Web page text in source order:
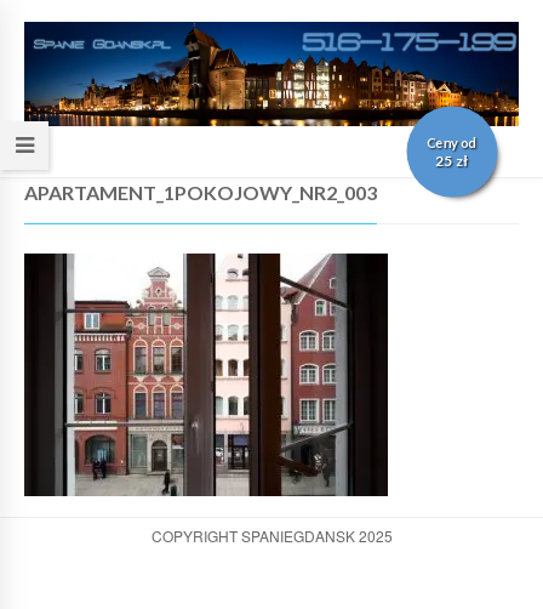
Ceny od
25 zł
APARTAMENT_1POKOJOWY_NR2_003
COPYRIGHT SPANIEGDANSK 2025